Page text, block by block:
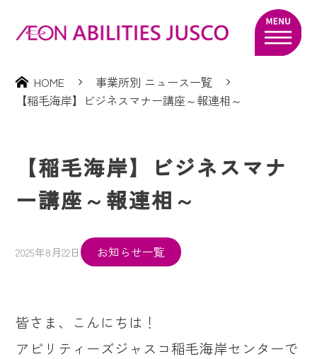
HOME
事業所別 ニュース一覧
【稲毛海岸】ビジネスマナー講座～報連相～
【稲毛海岸】ビジネスマナ
ー講座～報連相～
2025年8月22日 お知らせ一覧
皆さま、こんにちは！
アビリティーズジャスコ稲毛海岸センターで